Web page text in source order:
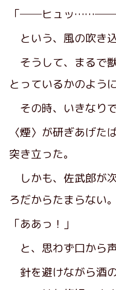
「──ヒュッ……──
という、風の吹き
そうして、まるで
とっているかのよう
その時、いきなりで
〈煙〉が研ぎあげた
突き立った。
しかも、佐武郎が
ろだからたまらない。
「ああっ！」
と、思わず口から
針を避けながら酒